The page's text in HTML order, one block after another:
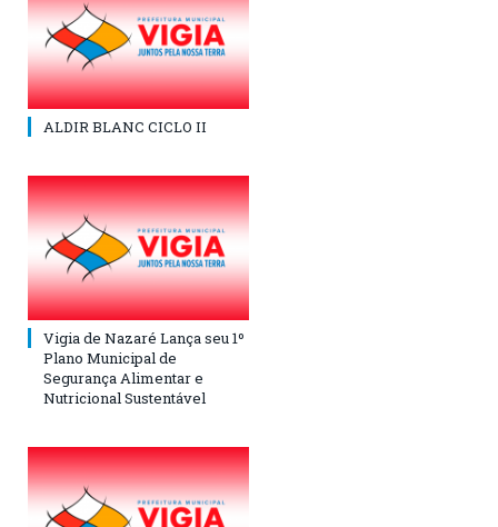
ALDIR BLANC CICLO II
Vigia de Nazaré Lança seu 1º
Plano Municipal de
Segurança Alimentar e
Nutricional Sustentável